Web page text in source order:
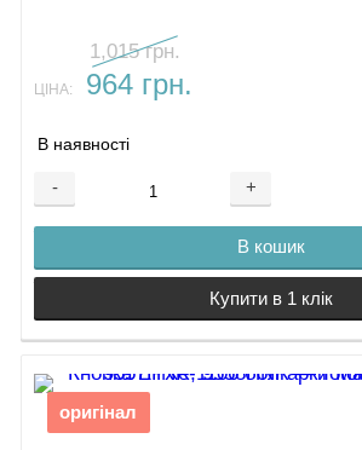
1,015 грн.
ЦІНА: 964 грн.
В наявності
- +
В кошик
Купити в 1 клік
оригінал